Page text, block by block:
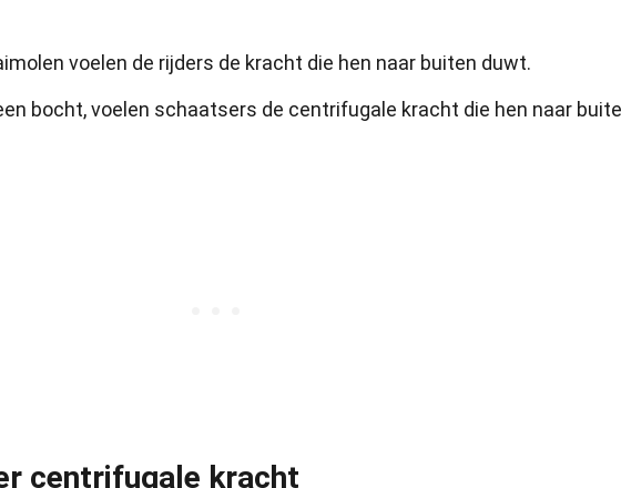
voelen de rijders de kracht die hen naar buiten duwt.
bocht, voelen schaatsers de centrifugale kracht die hen naar
centrifugale kracht